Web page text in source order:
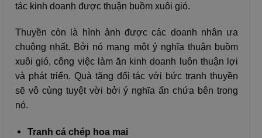
tác kinh doanh được thuận buồm xuôi gió.
Thuyền còn là hình ảnh được các doanh nhân ưa
chuộng nhất. Bởi nó mang một ý nghĩa thuận buồm
xuôi gió, công việc làm ăn kinh doanh luôn thuận lợi
và phát triển. Quà tặng đối tác với bức tranh thuyền
sẽ vô cùng tuyệt vời bởi ý nghĩa ẩn chứa bên trong
nó.
Tranh cá chép hoa mai